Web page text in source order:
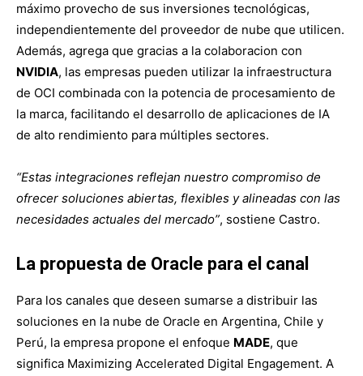
máximo provecho de sus inversiones tecnológicas,
independientemente del proveedor de nube que utilicen.
Además, agrega que gracias a la colaboracion con
NVIDIA, las empresas pueden utilizar la infraestructura
de OCI combinada con la potencia de procesamiento de
la marca, facilitando el desarrollo de aplicaciones de IA
de alto rendimiento para múltiples sectores.
“Estas integraciones reflejan nuestro compromiso de
ofrecer soluciones abiertas, flexibles y alineadas con las
necesidades actuales del mercado”, sostiene Castro.
La propuesta de Oracle para el canal
Para los canales que deseen sumarse a distribuir las
soluciones en la nube de Oracle en Argentina, Chile y
Perú, la empresa propone el enfoque MADE, que
significa Maximizing Accelerated Digital Engagement. A